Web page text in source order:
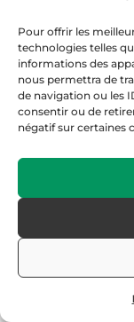
Pour offrir les
technologies telles
informations des
nous permettra de
de navigation ou les
consentir ou de
négatif sur certaines
FORMER ?
Candidature